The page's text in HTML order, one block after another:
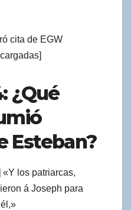
cita de EGW
¿Qué
Esteban?
los patriarcas,
á Joseph para